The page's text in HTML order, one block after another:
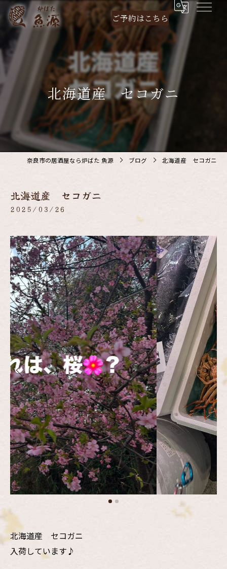
ご予約はこちら
北海道産 セコガニ
奈良市の居酒屋なら炉ばた 魚源 ブログ 北海道産 セコガニ
北海道産 セコガニ
2025/03/26
北海道産 セコガニ
入荷しています♪